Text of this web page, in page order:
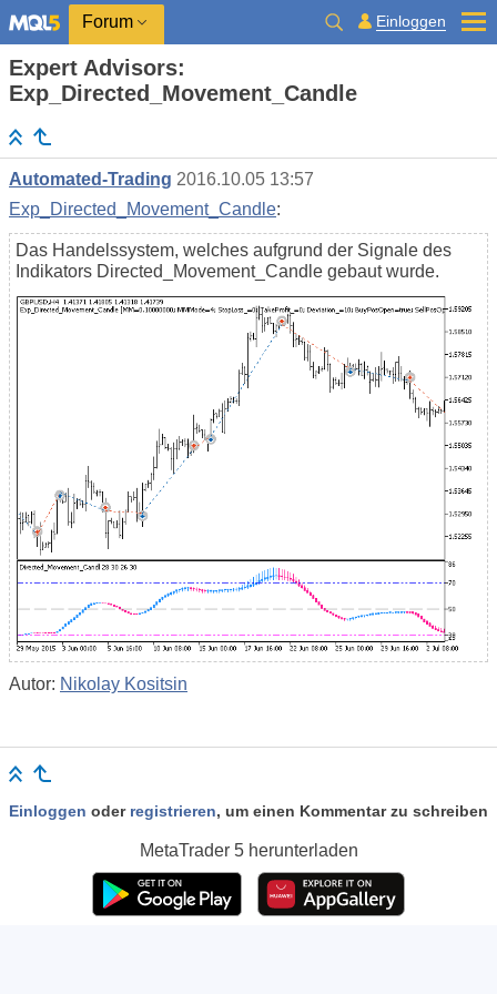
Forum Einloggen
Expert Advisors:
Exp_Directed_Movement_Candle
Automated-Trading 2016.10.05 13:57
Exp_Directed_Movement_Candle:
Das Handelssystem, welches aufgrund der Signale des
Indikators Directed_Movement_Candle gebaut wurde.
Autor: Nikolay Kositsin
Einloggen oder registrieren, um einen Kommentar zu schreiben
MetaTrader 5herunterladen